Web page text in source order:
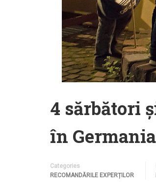
4 sărbători
în Germania
Categories
RECOMANDĂRILE EXPERȚILOR